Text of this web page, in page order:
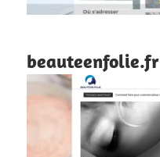
beauteenfolie.fr